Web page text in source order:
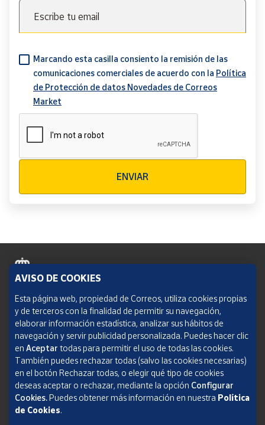
Escribe tu email
Marcando esta casilla consiento la remisión de las
comunicaciones comerciales de acuerdo con la Política
de Protección de datos Novedades de Correos
Market
ENVIAR
Política de cookies
Aviso legal
Condiciones del servicio
Política de Privacidad Web
Informe de transparencia
SOCIEDAD ESTATAL CORREOS Y TELÉGRAFOS, S.A., S.M.E. Todos los derechos
AVISO DE COOKIES
Esta página web, propiedad de Correos, utiliza cookies propias
y de terceros con la finalidad de permitir su navegación,
elaborar información estadística, analizar sus hábitos de
navegación y servir publicidad personalizada. Puedes hacer clic
en Aceptar todas para permitir el uso de todas las cookies.
También puedes rechazar todas (salvo las cookies necesarias)
en el botón Rechazar todas, o elegir qué tipo de cookies
deseas aceptar o rechazar, mediante la opción Configurar
Cookies.Puedes obtener más información en nuestra Política
de Cookies.